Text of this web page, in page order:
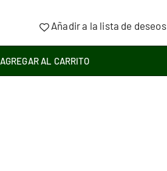
Añadir a la lista de deseos
AGREGAR AL CARRITO